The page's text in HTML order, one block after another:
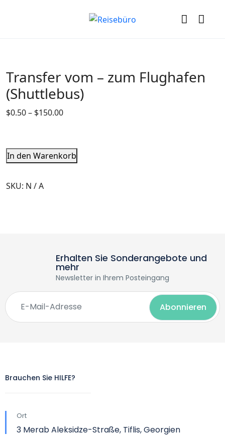
Transfer vom – zum Flughafen
(Shuttlebus)
$0.50– $150.00
In den Warenkorb
SKU: N / A
Erhalten Sie Sonderangebote und
mehr
Newsletter in Ihrem Posteingang
Brauchen Sie HILFE?
Ort
3 Merab Aleksidze-Straße, Tiflis, Georgien